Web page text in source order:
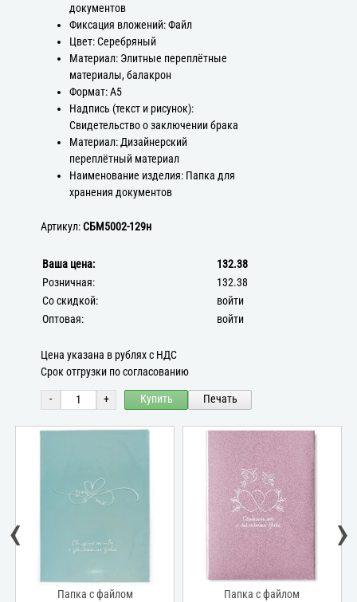
документов
Фиксация вложений: Файл
Цвет: Серебряный
Материал: Элитные переплётные
материалы, балакрон
Формат: А5
Надпись (текст и рисунок):
Свидетельство о заключении брака
Материал: Дизайнерский
переплётный материал
Наименование изделия: Папка для
хранения документов
Артикул:СБМ5002-129н
Ваша цена:
132.38
Розничная:
132.38
Со скидкой:
войти
Оптовая:
войти
Цена указана в рублях с НДС
Срок отгрузки по согласованию
- + Купить Печать
Папка с файлом Папка с файлом
‹ ›